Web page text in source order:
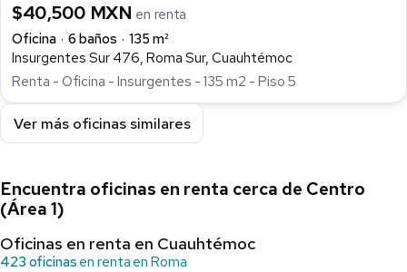
$40,500 MXN en renta
Oficina
6 baños
135 m²
Insurgentes Sur 476, Roma Sur, Cuauhtémoc
Renta - Oficina - Insurgentes - 135 m2 - Piso 5
Ver más oficinas similares
Encuentra oficinas en renta cerca de Centro
(Área 1)
Oficinas en renta en Cuauhtémoc
423 oficinas en renta en Roma